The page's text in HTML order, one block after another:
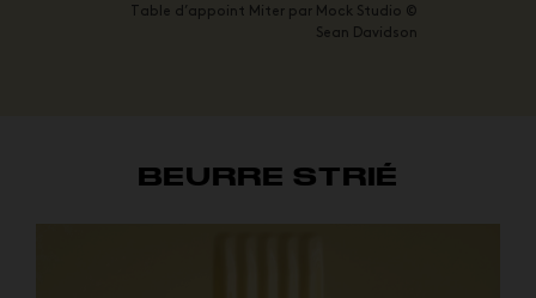
Table d’appoint Miter par Mock Studio ©
Sean Davidson
BEURRE STRIÉ